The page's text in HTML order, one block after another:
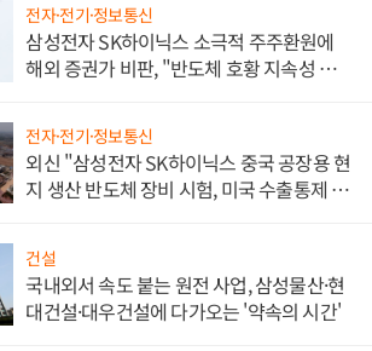
전자·전기·정보통신
삼성전자 SK하이닉스 소극적 주주환원에
해외 증권가 비판, "반도체 호황 지속성 의
전자·전기·정보통신
외신 "삼성전자 SK하이닉스 중국 공장용 현
지 생산 반도체 장비 시험, 미국 수출통제 대
건설
국내외서 속도 붙는 원전 사업, 삼성물산·현
대건설·대우건설에 다가오는 '약속의 시간'